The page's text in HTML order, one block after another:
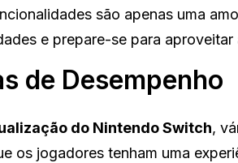
são apenas uma
e prepare-se para
de Desempenho
do Nintendo Switch,
os jogadores tenham uma